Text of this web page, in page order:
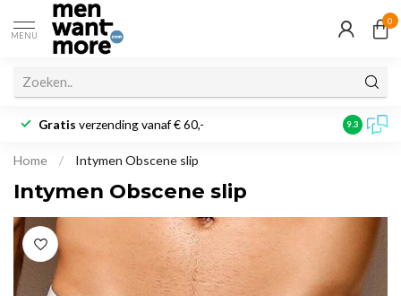
MENU
0
Gratis verzending vanaf € 60,- 9.3
Home / Intymen Obscene slip
Intymen Obscene slip